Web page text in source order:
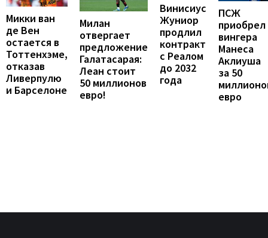
Микки ван
де Вен
остается в
Тоттенхэме,
отказав
Ливерпулю
и Барселоне
Милан
отвергает
предложение
Галатасарая:
Леан стоит
50 миллионов
евро!
Винисиус
Жуниор
продлил
контракт
с Реалом
до 2032
года
ПСЖ
приобрел
вингера
Манеса
Аклиуша
за 50
евро